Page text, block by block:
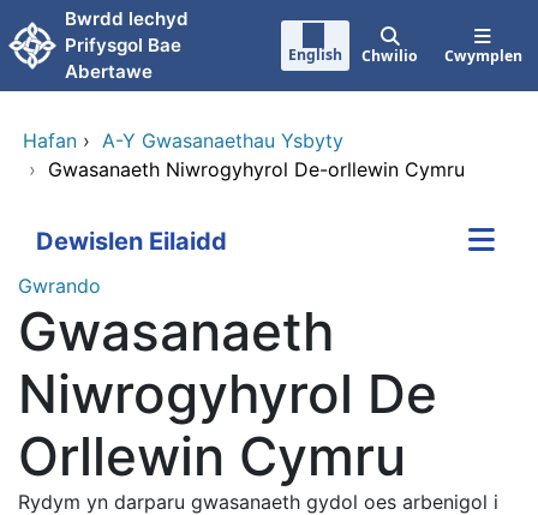
Neidio i'r prif gynnwy
Bwrdd lechyd
Prifysgol Bae
Abertawe
English Chwilio Cwymplen
Hafan › A-Y Gwasanaethau Ysbyty
› Gwasanaeth Niwrogyhyrol De-orllewin Cymru
Dewislen Eilaidd
Gwrando
Gwasanaeth
Niwrogyhyrol De
Orllewin Cymru
Rydym yn darparu gwasanaeth gydol oes arbenigol i